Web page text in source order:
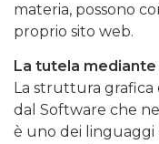
materia, possono
proprio sito web.
La tutela
La struttura grafica
dal Software che ne
è uno dei linguaggi